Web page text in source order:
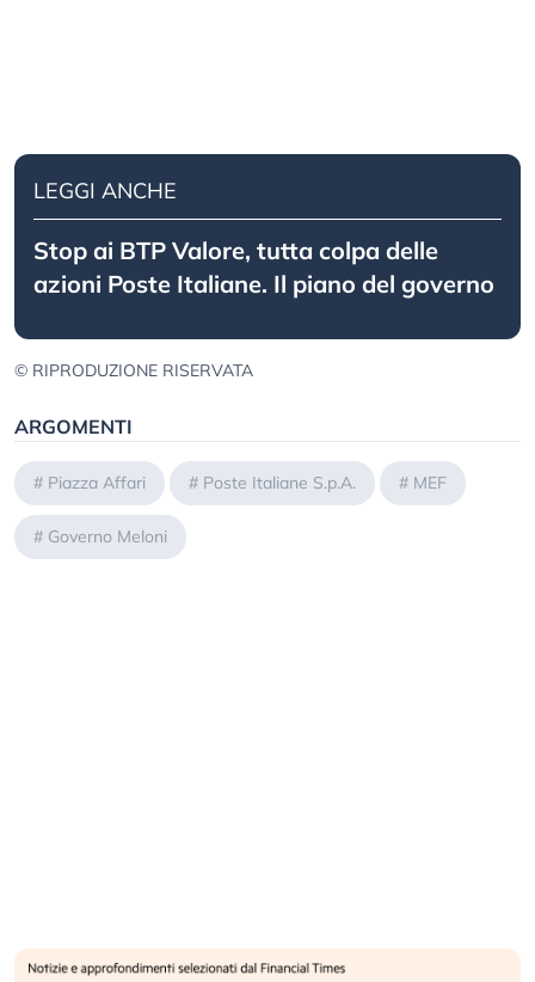
LEGGI ANCHE
Stop ai BTP Valore, tutta colpa delle
azioni Poste Italiane. Il piano del governo
© RIPRODUZIONE RISERVATA
ARGOMENTI
# Piazza Affari # Poste Italiane S.p.A. # MEF
# Governo Meloni